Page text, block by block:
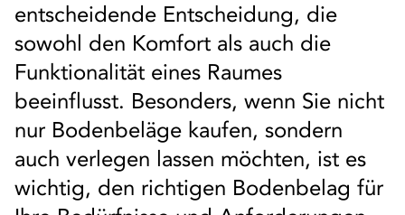
entscheidende Entscheidung, die
sowohl den Komfort als auch die
Funktionalität eines Raumes
beeinflusst. Besonders, wenn Sie nicht
nur Bodenbeläge kaufen, sondern
auch verlegen lassen möchten, ist es
wichtig, den richtigen Bodenbelag für